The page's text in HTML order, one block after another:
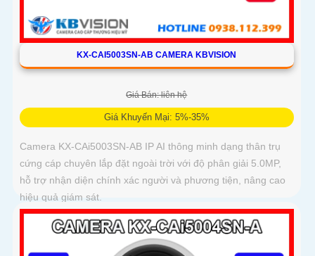
KX-CAI5003SN-AB CAMERA KBVISION
Giá Bán: liên hệ
Giá Khuyến Mại: 5%-35%
Camera KX-CAi5003SN-AB IP AI thông minh dạng thân trụ
cứng cáp chuyên lắp đặt ngoài trời với độ phân giải 5.0MP,
hỗ trợ nhận diện chính xác người và phương tiện, nâng cao
hiệu quả giám sát.